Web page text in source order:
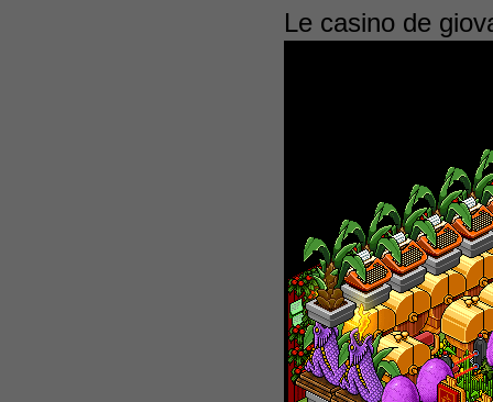
Le casino de